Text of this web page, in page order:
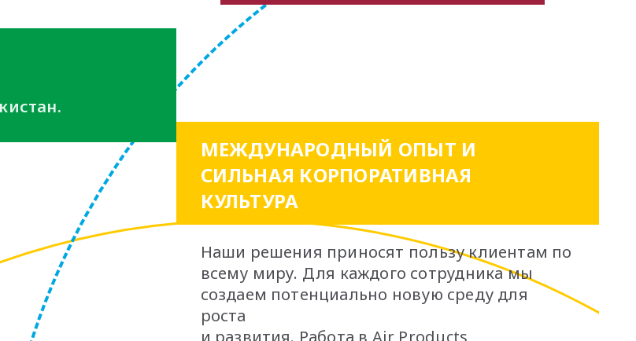
МЕЖДУНАРОДНЫЙ ОПЫТ И
СИЛЬНАЯ КОРПОРАТИВНАЯ
КУЛЬТУРА
Наши решения приносят пользу клиентам по
всему миру. Для каждого сотрудника мы
создаем потенциально новую среду для
роста
и развития. Работа в Air Products